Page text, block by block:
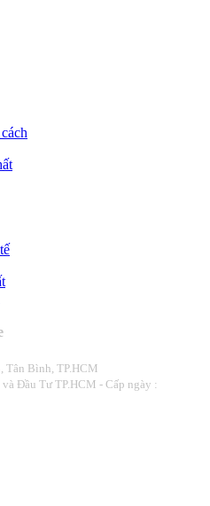
Tân Bình, TP.HCM
và Đầu Tư TP.HCM - Cấp ngày :